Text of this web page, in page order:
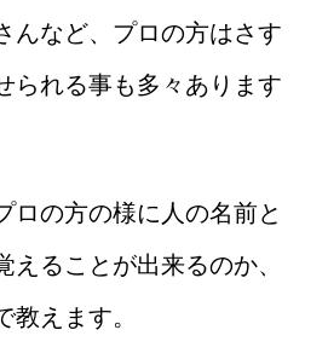
んなど、プロの方はさす
られる事も多々あります
ロの方の様に人の名前と
えることが出来るのか、
教えます。